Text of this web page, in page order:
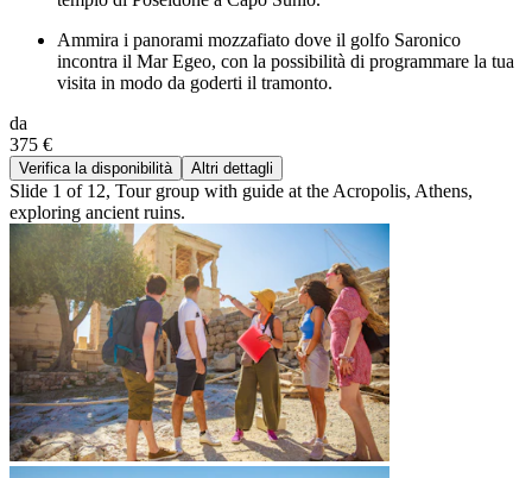
Ammira i panorami mozzafiato dove il golfo Saronico
incontra il Mar Egeo, con la possibilità di programmare la tua
visita in modo da goderti il tramonto.
da
375 €
Verifica la disponibilità Altri dettagli
Slide 1 of 12, Tour group with guide at the Acropolis, Athens,
exploring ancient ruins.